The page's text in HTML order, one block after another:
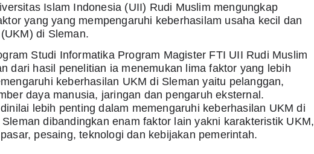
Islam Indonesia (UII) Rudi Muslim mengungkap
yang yang mempengaruhi keberhasilam usaha kecil dan
di Sleman.
Studi Informatika Program Magister FTI UII Rudi Muslim
dari hasil penelitian ia menemukan lima faktor yang lebih
keberhasilan UKM di Sleman yaitu pelanggan,
daya manusia, jaringan dan pengaruh eksternal.
lebih penting dalam memengaruhi keberhasilan UKM di
dibandingkan enam faktor lain yakni karakteristik UKM,
pesaing, teknologi dan kebijakan pemerintah.